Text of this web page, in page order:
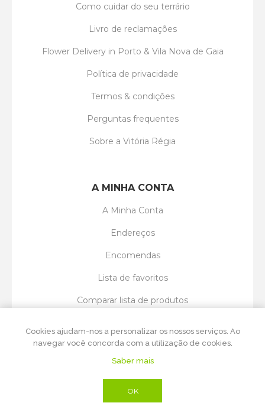
Como cuidar do seu terrário
Livro de reclamações
Flower Delivery in Porto & Vila Nova de Gaia
Política de privacidade
Termos & condições
Perguntas frequentes
Sobre a Vitória Régia
A MINHA CONTA
A Minha Conta
Endereços
Encomendas
Lista de favoritos
Comparar lista de produtos
Cookies ajudam-nos a personalizar os nossos serviços. Ao
navegar você concorda com a utilização de cookies.
Saber mais
OK